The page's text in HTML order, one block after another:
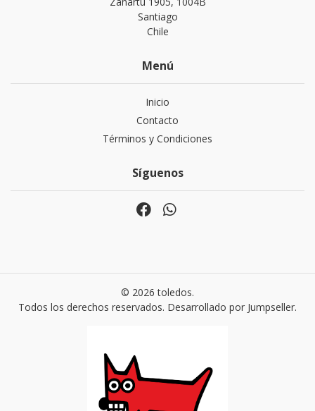
Santiago
Chile
Menú
Inicio
Contacto
Términos y Condiciones
Síguenos
© 2026 toledos.
Todos los derechos reservados. Desarrollado por Jumpseller.